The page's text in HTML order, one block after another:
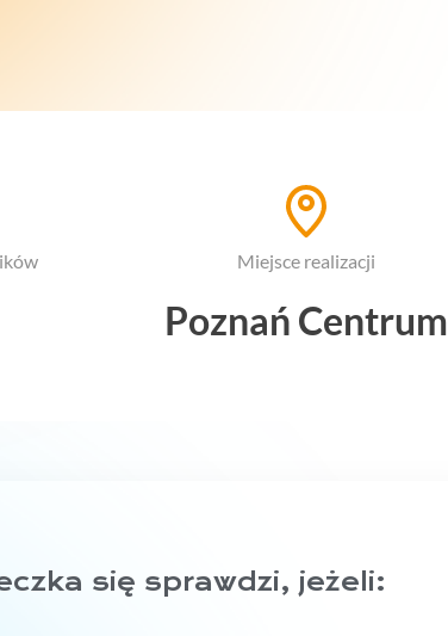
Miejsce realizacji
Poznań Centrum
się sprawdzi, jeżeli: